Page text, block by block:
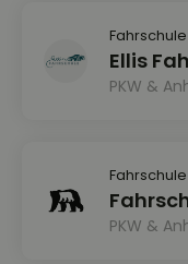
Ellis
PKW &
PKW &